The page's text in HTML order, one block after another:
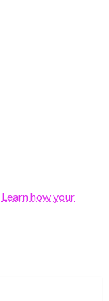
Learn how your